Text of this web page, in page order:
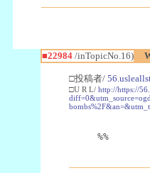
■22984/inTopicNo.16)
□投稿者/
□U R L/ http://https://
%%